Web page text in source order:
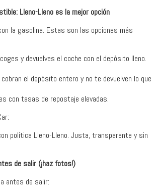
Lleno-Lleno es la mejor opción
la gasolina. Estas son las opciones más
y devuelves el coche con el depósito lleno.
cobran el depósito entero y no te devuelven lo que
con tasas de repostaje elevadas.
política Lleno-Lleno. Justa, transparente y sin
de salir (¡haz fotos!)
antes de salir: